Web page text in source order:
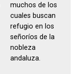
muchos de los
cuales buscan
refugio en los
señoríos de la
nobleza
andaluza.